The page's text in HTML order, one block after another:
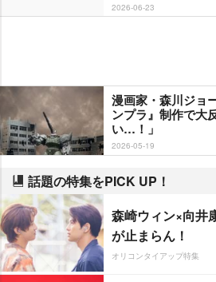
2026-06-23
漫画家・森川ジョ
ンプラ』制作で大
い…！」
2026-05-19
話題の特集をPICK UP！
森崎ウィン×向井
が止まらん！
オリコンタイアップ特集